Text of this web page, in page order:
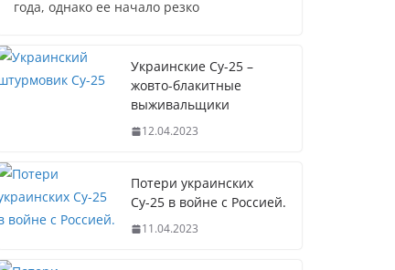
года, однако ее начало резко
Украинские Су-25 –
жовто-блакитные
выживальщики
12.04.2023
Потери украинских
Су-25 в войне с Россией.
11.04.2023